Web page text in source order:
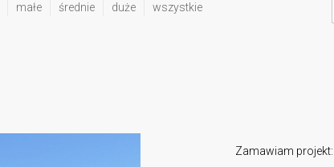
małe średnie duże wszystkie
Zamawiam projekt: